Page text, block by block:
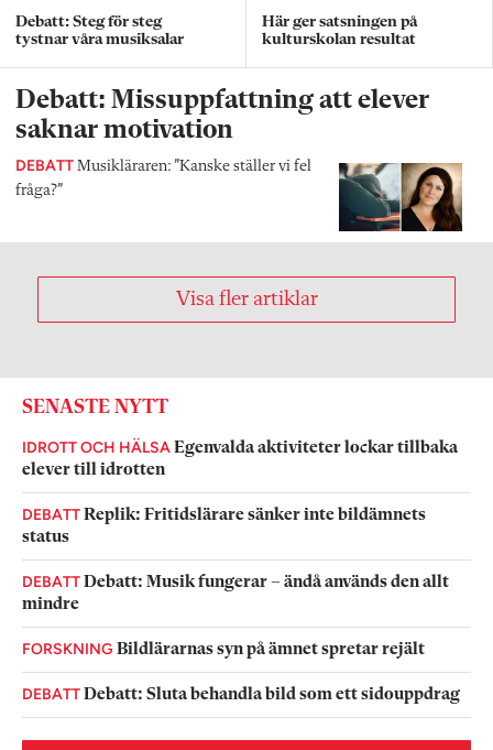
Debatt: Steg för steg
tystnar våra musiksalar
Här ger satsningen på
kulturskolan resultat
Debatt: Missuppfattning att elever
saknar motivation
DEBATT Musikläraren: ”Kanske ställer vi fel
fråga?”
Visa fler artiklar
SENASTE NYTT
IDROTT OCH HÄLSAEgenvalda aktiviteter lockar tillbaka
elever till idrotten
DEBATTReplik: Fritidslärare sänker inte bildämnets
status
DEBATTDebatt: Musik fungerar – ändå används den allt
mindre
FORSKNING Bildlärarnas syn på ämnet spretar rejält
DEBATTDebatt: Sluta behandla bild som ett sidouppdrag